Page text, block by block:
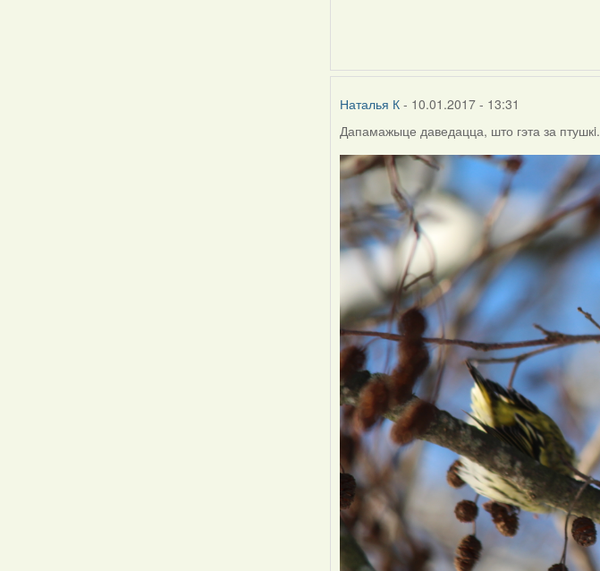
Наталья К - 10.01.2017 - 13:31
Дапамажыце даведацца, што гэта за птушкi.